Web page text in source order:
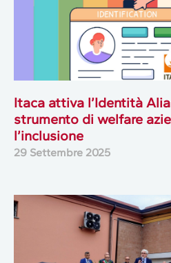
Itaca attiva l’Identità
strumento di welfare
l’inclusione
29 Settembre 2025